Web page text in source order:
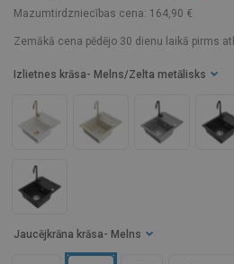
Mazumtirdzniecības cena: 164,90 €
Zemākā cena pēdējo 30 dienu laikā pirms
Izlietnes krāsa - Melns/Zelta metālisks
Jaucējkrāna krāsa - Melns